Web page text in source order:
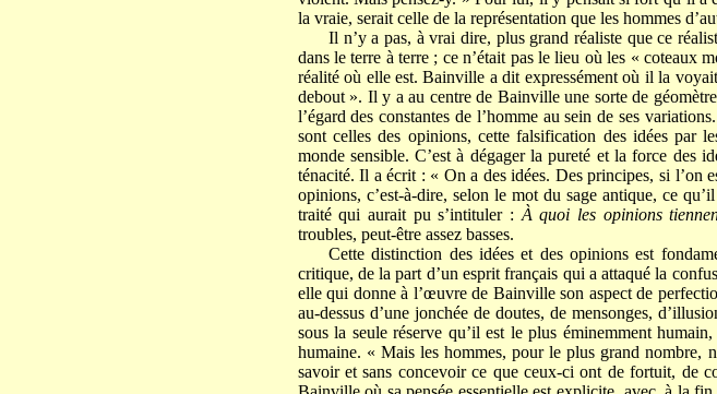
la vraie, serait celle de la représentation que les hommes
Il n’y a pas, à vrai dire, plus grand réaliste que ce
dans le terre à terre ; ce n’était pas le lieu où les «
réalité où elle est. Bainville a dit expressément où il la
debout ». Il y a au centre de Bainville une sorte de
l’égard des constantes de l’homme au sein de ses
sont celles des opinions, cette falsification des idées par
monde sensible. C’est à dégager la pureté et la force des
ténacité. Il a écrit : « On a des idées. Des principes, si l’on
opinions, c’est-à-dire, selon le mot du sage antique, ce
traité qui aurait pu s’intituler : À quoi les opinions
troubles, peut-être assez basses.
Cette distinction des idées et des opinions est
critique, de la part d’un esprit français qui a attaqué la
elle qui donne à l’œuvre de Bainville son aspect de
au-dessus d’une jonchée de doutes, de mensonges,
sous la seule réserve qu’il est le plus éminemment
humaine. « Mais les hommes, pour le plus grand nombre,
savoir et sans concevoir ce que ceux-ci ont de fortuit, de